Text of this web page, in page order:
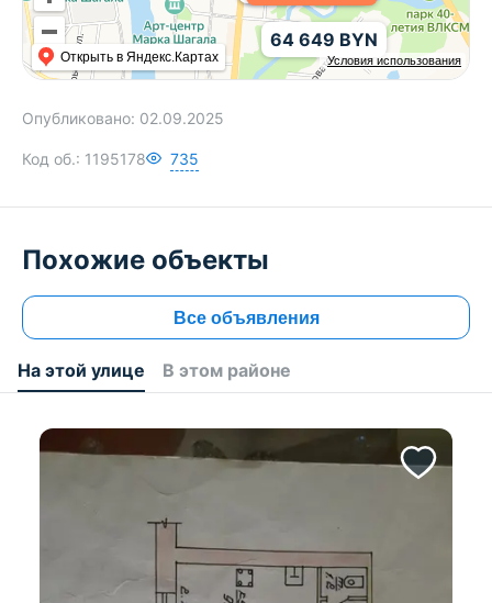
Условия использования
Открыть в Яндекс.Картах
64 649 BYN
Опубликовано: 02.09.2025
Код об.: 1195178 735
Похожие объекты
Все объявления
На этой улице В этом районе